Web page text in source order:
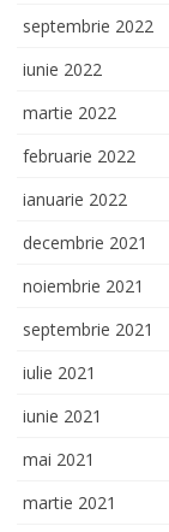
septembrie 2022
iunie 2022
martie 2022
februarie 2022
ianuarie 2022
decembrie 2021
noiembrie 2021
septembrie 2021
iulie 2021
iunie 2021
mai 2021
martie 2021